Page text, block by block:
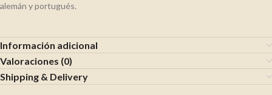
alemán y portugués.
Información adicional
Valoraciones (0)
Shipping & Delivery